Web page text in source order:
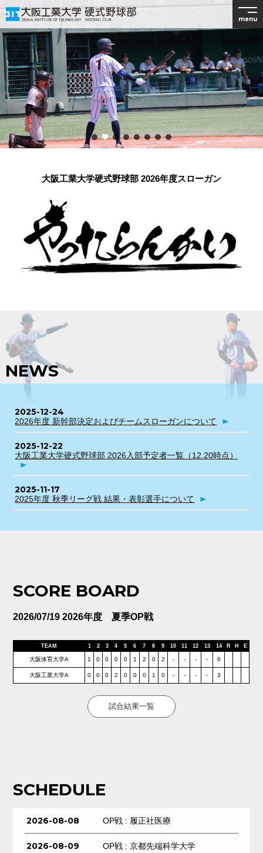
menu
大阪工業大学硬式野球部 2026年度スローガン
NEWS
2025-12-24
2026年度 新幹部決定およびチームスローガンについて
2025-12-22
大阪工業大学硬式野球部 2026入部予定者一覧（12.20時点）
2025-11-17
2025年度 秋季リーグ戦 結果・表彰選手について
SCORE BOARD
2026/07/19 2026年度 夏季OP戦
TEAM 1 2 3 4 5 6 7 8 9 10 11 12 13 14 R H E
大阪体育大学A 1 0 0 0 0 1 2 0 2 - - - - 6
大阪工業大学A 0 0 0 2 0 0 0 1 0 - - - - 3
試合結果一覧
SCHEDULE
2026-08-08 OP戦 : 履正社医療
2026-08-09 OP戦 : 京都先端科学大学